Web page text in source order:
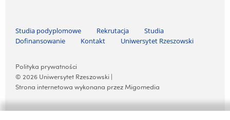
Pomiń nawigację i przejdź do treści
Studia podyplomowe Rekrutacja
Studia
Dofinansowanie
Kontakt Uniwersytet Rzeszowski
Pomiń nawigację i przejdź do treści
Polityka prywatności
© 2026 Uniwersytet Rzeszowski |
Strona internetowa wykonana przez Migomedia